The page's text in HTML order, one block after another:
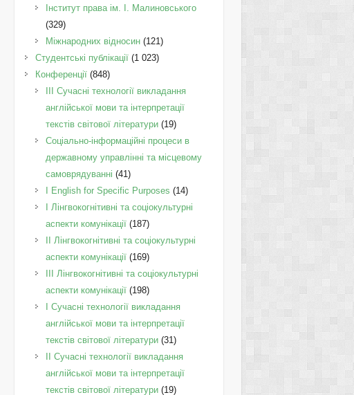
Інститут права ім. І. Малиновського
(329)
Міжнародних відносин(121)
Студентські публікації(1 023)
Конференції(848)
III Сучасні технології викладання
англійської мови та інтерпретації
текстів світової літератури(19)
Соціально-інформаційні процеси в
державному управлінні та місцевому
самоврядуванні (41)
І English for Specific Purposes (14)
I Лінгвокогнітивні та соціокультурні
аспекти комунікації(187)
IІ Лінгвокогнітивні та соціокультурні
аспекти комунікації(169)
IІI Лінгвокогнітивні та соціокультурні
аспекти комунікації(198)
I Cучасні технології викладання
англійської мови та інтерпретації
текстів світової літератури(31)
II Cучасні технології викладання
англійської мови та інтерпретації
текстів світової літератури(19)